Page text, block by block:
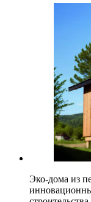
Эко-дома из